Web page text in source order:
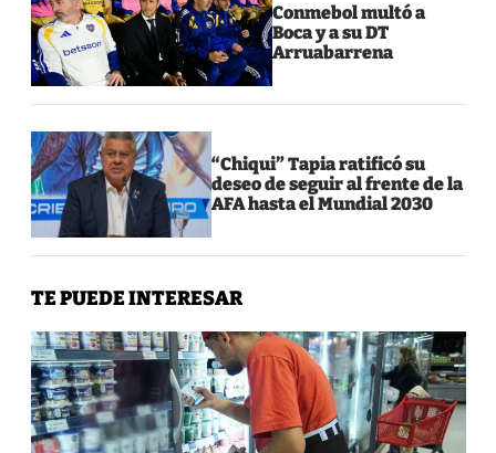
Conmebol multó a
Boca y a su DT
Arruabarrena
“Chiqui” Tapia ratificó su
deseo de seguir al frente de la
AFA hasta el Mundial 2030
TE PUEDE INTERESAR